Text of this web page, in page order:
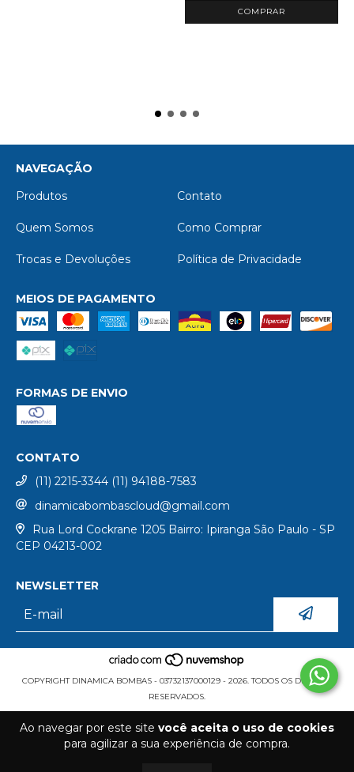
Ao navegar por este site você aceita o uso de cookies
para agilizar a sua experiência de compra.
NAVEGAÇÃO
Produtos
Contato
Quem Somos Como Comprar
Trocas e Devoluções Política de Privacidade
MEIOS DE PAGAMENTO
FORMAS DE ENVIO
CONTATO
(11) 2215-3344 (11) 94188-7583
dinamicabombascloud@gmail.com
Rua Lord Cockrane 1205 Bairro: Ipiranga São Paulo - SP
CEP 04213-002
NEWSLETTER
COPYRIGHT DINAMICA BOMBAS - 03732137000129 - 2026. TODOS OS DIREITOS
RESERVADOS.